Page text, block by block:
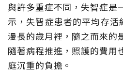
與許多重症不同，失智症是
示，失智症患者的平均存
漫長的歲月裡，隨之而來的
隨著病程推進，照護的費用
庭沉重的負擔。